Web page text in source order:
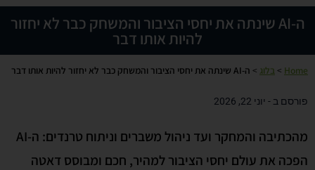
ה-AI שינתה את יחסי הציבור והמשחק כבר לא יחזור
להיות אותו דבר
Home
>בלוג > ה-AI שינתה את יחסי הציבור והמשחק כבר לא יחזור להיות אותו דבר
פורסם ב - יוני 22, 2026
מהכתיבה והמחקר ועד ניהול משברים וניתוח טרנדים: ה-AI
הפכה את עולם יחסי הציבור למהיר, חכם ומבוסס דאטה